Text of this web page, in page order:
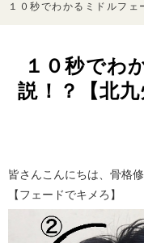
１０秒でわかるミドルフェ
１０秒でわ
説！？【北九
皆さんこんにちは、骨格
【フェードでキメろ】